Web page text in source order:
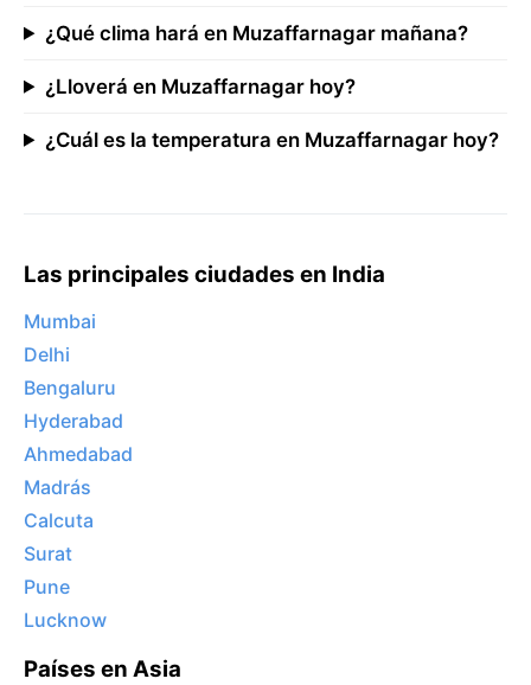
¿Qué clima hará en Muzaffarnagar mañana?
¿Lloverá en Muzaffarnagar hoy?
¿Cuál es la temperatura en Muzaffarnagar hoy?
Las principales ciudades en India
Mumbai
Delhi
Bengaluru
Hyderabad
Ahmedabad
Madrás
Calcuta
Surat
Pune
Lucknow
Países en Asia